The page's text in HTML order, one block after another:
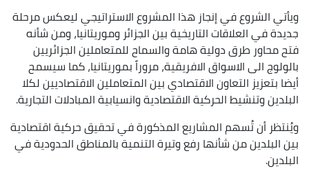
ويأتي الشروع في إنجاز هذا المشروع الاستراتيجي ليعكس مرحلة
جديدة في العلاقات التاريخية بين الجزائر وموريتانيا، ومن شأنه
فتح محاور طرق دولية هامة والسماح للمتعاملين الجزائريين
بالولوج الى الاسواق الافريقية، مروراً بموريتانيا، كما سيسمح
أيضا بتعزيز التعاون الاقتصادي بين المتعاملين الاقتصاديين لكلا
البلدين وتنشيط الحركية الاقتصادية وانسيابية المبادلات التجارية.
ويُنتظر أن تُسهم المشاريع المذكورة في تحقيق حركية اقتصادية
بين البلدين من شأنها رفع وتيرة التنمية بالمناطق الحدودية في
البلدين.